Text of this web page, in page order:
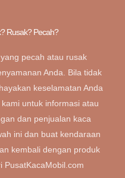
Rusak? Pecah?
pecah atau rusak
Anda. Bila tidak
keselamatan Anda
untuk informasi atau
dan penjualan kaca
ini dan buat kendaraan
kembali dengan produk
PusatKacaMobil.com